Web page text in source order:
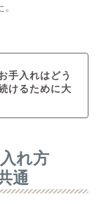
手入れはどう
けるために大
れ方
通